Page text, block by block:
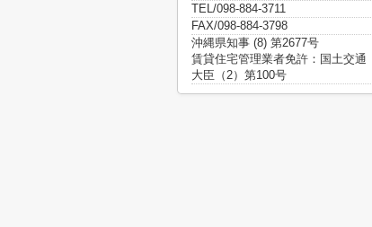
TEL/098-884-3711
FAX/098-884-3798
沖縄県知事 (8) 第2677号
賃貸住宅管理業者免許：国土交通
大臣（2）第100号